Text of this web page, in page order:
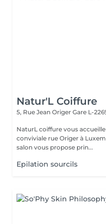
Natur'L Coiffure
5, Rue Jean Origer Gare L-
NaturL coiffure vous
conviviale rue Origer à
salon vous propose prin...
Epilation sourcils